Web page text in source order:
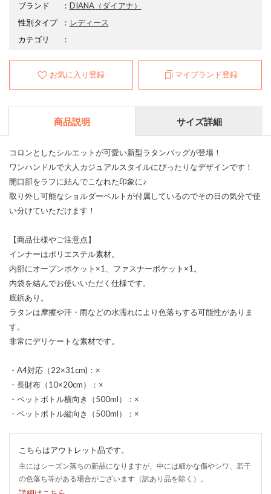
ブランド
： DIANA（ダイアナ）
性別タイプ
： レディース
カテゴリ
：
お気に入り登録 マイブランド登録
商品説明 サイズ詳細
コロンとしたシルエットが可愛い新型ラタンバッグが登場！
ワンハンドルで大人カジュアルスタイルにぴったりなデザインです！
開口部をラフに結んでこなれた印象に♪
取り外し可能なショルダーベルトが付属しているのでその日の気分で使
い分けていただけます！
【商品仕様やご注意点】
インナーはポリエステル素材。
内部にオープンポケット×1、ファスナーポケット×1。
内袋を結んでお使いいただく仕様です。
底鋲あり。
ラタンは摩擦や汗・雨などの水濡れにより色落ちする可能性がありま
す。
非常にデリケートな素材です。
・A4対応（22×31cm)：×
・長財布（10×20cm）：×
・ペットボトル横向き（500ml）：×
・ペットボトル縦向き（500ml）：×
こちらはアウトレット品です。
主にはシーズン落ちの新品になりますが、中には細かな傷やシワ、若干
の色落ち等がある場合がございます（訳あり品を除く）。